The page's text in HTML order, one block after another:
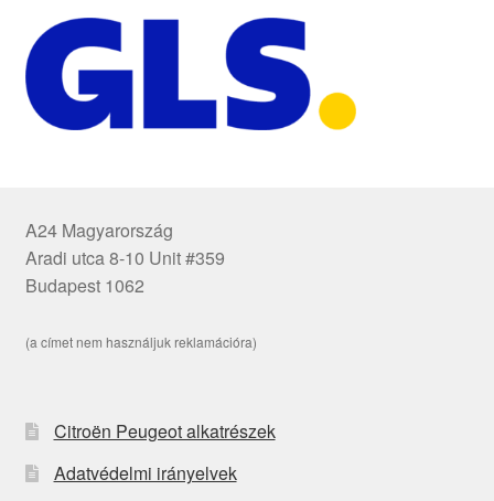
A24 Magyarország
Aradi utca 8-10 Unit #359
Budapest 1062
(a címet nem használjuk reklamációra)
Citroën Peugeot alkatrészek
Adatvédelmi irányelvek